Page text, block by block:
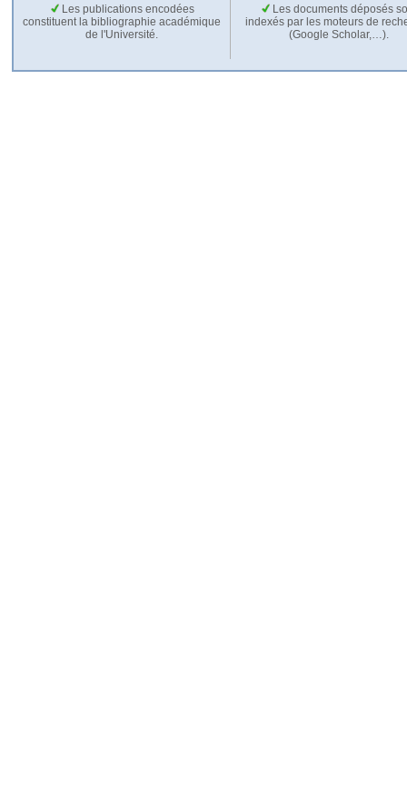
Les publications encodées
constituent la bibliographie académique
de l'Université.
Les documents déposés
indexés par les moteurs de
(Google Scholar,…).